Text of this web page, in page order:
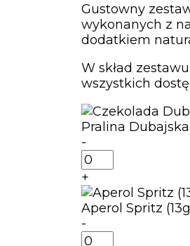
Gustowny
wykonanych z
dodatkiem
W skład
wszystkich
Pralina Dubajska
-
ilość
Pralina
Dubajska
(13g)
+
Aperol Spritz
-
ilość